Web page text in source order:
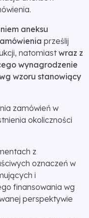
aneksu
prześlij
natomiastwraz z
wynagrodzenie
wzoru stanowiący
zamówień w
okoliczności
z
oznaczeń w
i
finansowania wg
perspektywie